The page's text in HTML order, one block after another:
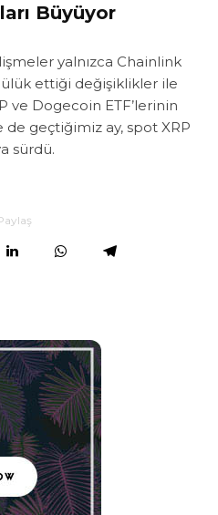
Büyüyor
yalnızca Chainlink
ettiği değişiklikler ile
ve Dogecoin ETF’lerinin
de geçtiğimiz ay, spot XRP
sürdü.